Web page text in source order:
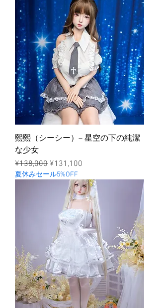
熙熙（シーシー）– 星空の下の純潔
な少女
ราคาปกติ
¥138,000 ราคาขายลด
¥131,100
夏休みセール5%OFF